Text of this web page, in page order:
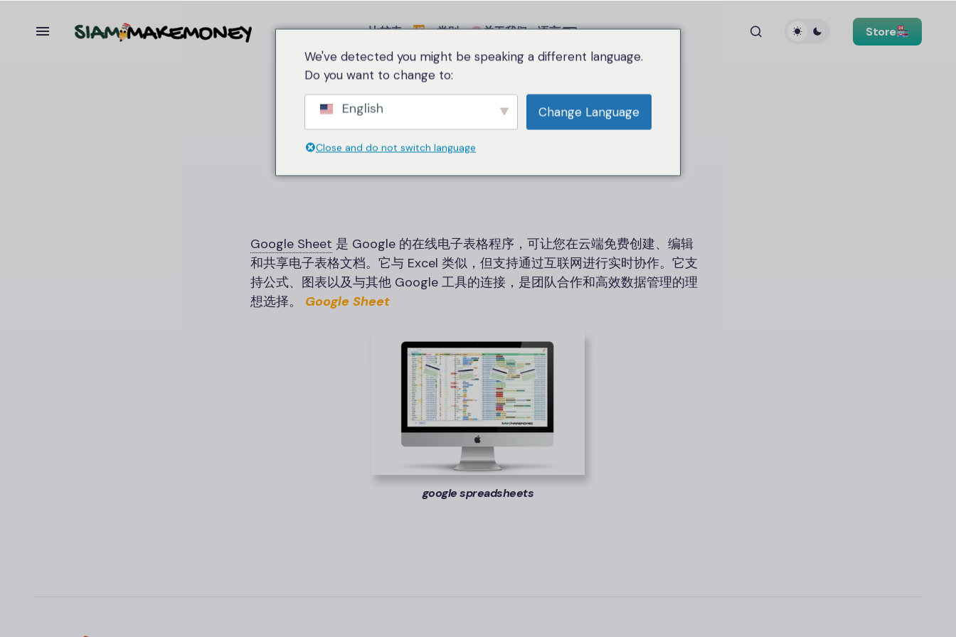
比较表 类别 关于我们 语言 Store
家 谷歌表格
谷歌表格
Google Sheet 是 Google 的在线电子表格程序，可让您在云端免费创建、编辑
和共享电子表格文档。它与 Excel 类似，但支持通过互联网进行实时协作。它支
持公式、图表以及与其他 Google 工具的连接，是团队合作和高效数据管理的理
想选择。
Google Sheet
google spreadsheets
We've detected you might be speaking a different language.
Do you want to change to:
English Change Language
Close and do not switch language